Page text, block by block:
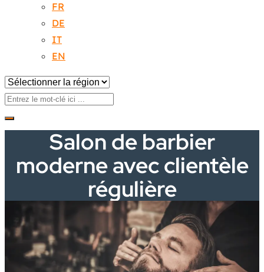
FR
DE
IT
EN
Salon de barbier
moderne avec clientèle
régulière